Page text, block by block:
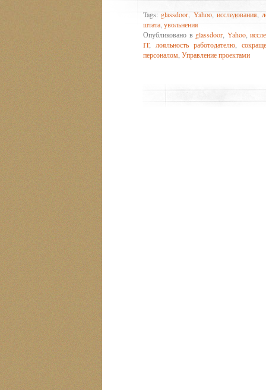
Tags: glassdoor Yahoo,исследования
штата увольнения
Опубликовано в glassdoor Yahoo,
IT, лояльность работодателю
персоналом Управление проектами